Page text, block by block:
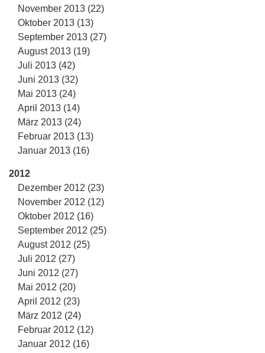
November 2013 (22)
Oktober 2013 (13)
September 2013 (27)
August 2013 (19)
Juli 2013 (42)
Juni 2013 (32)
Mai 2013 (24)
April 2013 (14)
März 2013 (24)
Februar 2013 (13)
Januar 2013 (16)
2012
Dezember 2012 (23)
November 2012 (12)
Oktober 2012 (16)
September 2012 (25)
August 2012 (25)
Juli 2012 (27)
Juni 2012 (27)
Mai 2012 (20)
April 2012 (23)
März 2012 (24)
Februar 2012 (12)
Januar 2012 (16)